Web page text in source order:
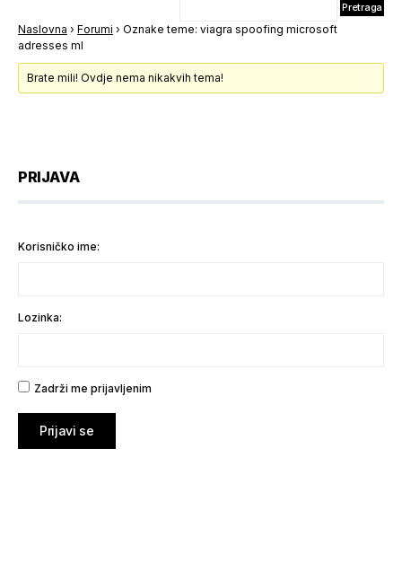
Naslovna › Forumi › Oznake teme: viagra spoofing microsoft
adresses ml
Brate mili! Ovdje nema nikakvih tema!
PRIJAVA
Korisničko ime:
Lozinka:
Zadrži me prijavljenim
Prijavi se